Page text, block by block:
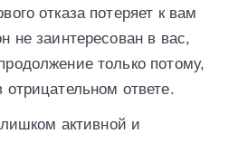
отказа потеряет к вам
не заинтересован в вас,
только потому,
ответе.
активной и